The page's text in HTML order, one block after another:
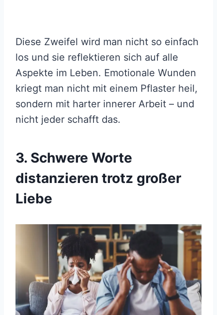
Diese Zweifel wird man nicht so einfach
los und sie reflektieren sich auf alle
Aspekte im Leben. Emotionale Wunden
kriegt man nicht mit einem Pflaster heil,
sondern mit harter innerer Arbeit – und
nicht jeder schafft das.
3. Schwere Worte
distanzieren trotz großer
Liebe